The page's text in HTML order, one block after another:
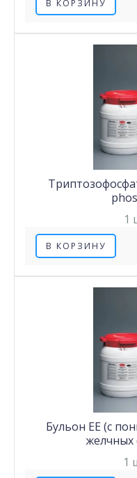
В КОРЗИНУ
1
В КОРЗИНУ
Бульон EE (с
желчных
1